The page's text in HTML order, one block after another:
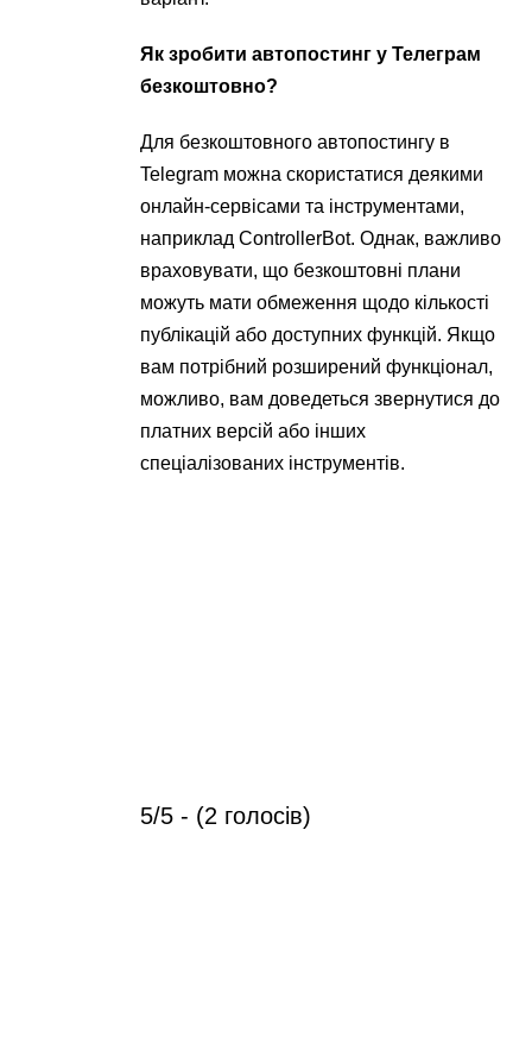
Як зробити автопостинг у Телеграм
безкоштовно?
Для безкоштовного автопостингу в
Telegram можна скористатися деякими
онлайн-сервісами та інструментами,
наприклад ControllerBot. Однак, важливо
враховувати, що безкоштовні плани
можуть мати обмеження щодо кількості
публікацій або доступних функцій. Якщо
вам потрібний розширений функціонал,
можливо, вам доведеться звернутися до
платних версій або інших
спеціалізованих інструментів.
5/5 - (2 голосів)